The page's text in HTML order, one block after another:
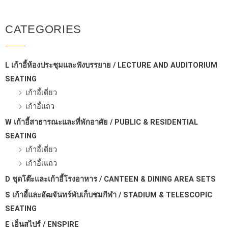
CATEGORIES
L เก้าอี้ห้องประชุมและฟังบรรยาย / LECTURE AND AUDITORIUM
SEATING
เก้าอี้เดี่ยว
เก้าอี้แถว
W เก้าอี้สาธารณะและที่พักอาศัย / PUBLIC & RESIDENTIAL
SEATING
เก้าอี้เดี่ยว
เก้าอี้เแถว
D ชุดโต๊ะและเก้าอี้โรงอาหาร / CANTEEN & DINING AREA SETS
S เก้าอี้และอัฒจันทร์พับเก็บชมกีฬา / STADIUM & TELESCOPIC
SEATING
E เอ็นสไปร์ / ENSPIRE